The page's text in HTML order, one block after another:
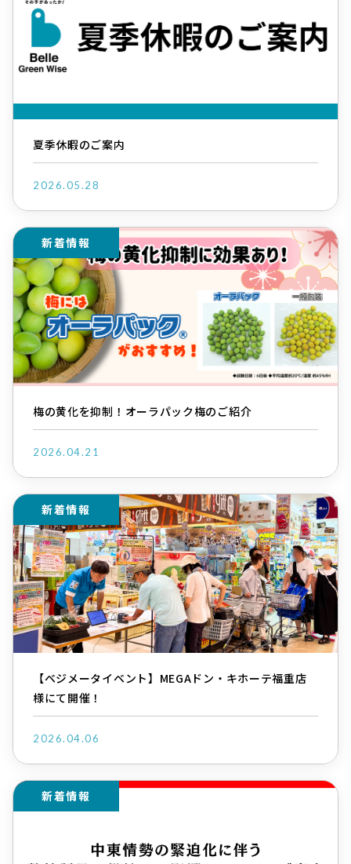
夏季休暇のご案内
2026.05.28
新着情報
梅の黄化を抑制！オーラパック梅のご紹介
2026.04.21
新着情報
【ベジメータイベント】MEGAドン・キホーテ福重店
様にて開催！
2026.04.06
新着情報